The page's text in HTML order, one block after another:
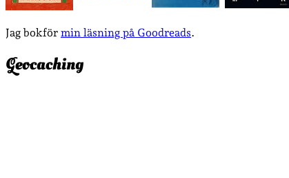
Jag bokför min läsning på Goodreads.
Geocaching